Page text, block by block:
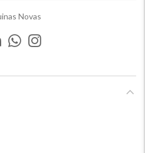
Novas